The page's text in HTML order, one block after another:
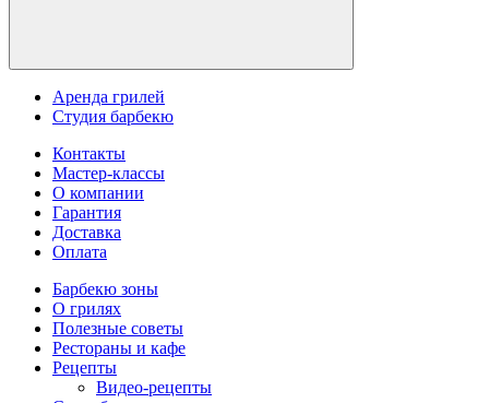
Аренда грилей
Студия барбекю
Контакты
Мастер-классы
О компании
Гарантия
Доставка
Оплата
Барбекю зоны
О грилях
Полезные советы
Рестораны и кафе
Рецепты
Видео-рецепты